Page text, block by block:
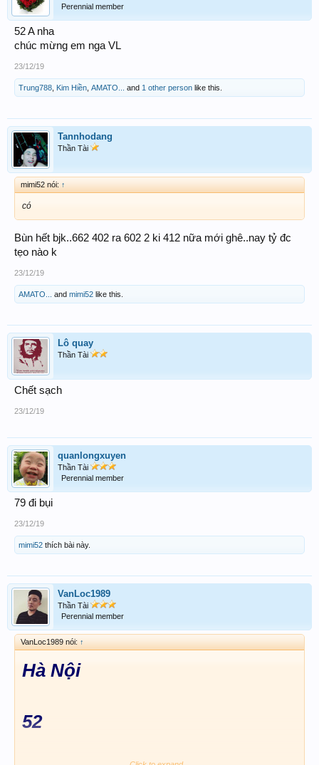
Perennial member
52 A nha
chúc mừng em nga VL
23/12/19
Trung788 Kim Hiền AMATO... and 1 other person like this.
Tannhodang
Thần Tài
mimi52 nói: ↑
có
Bùn hết bjk..662 402 ra 602 2 ki 412 nữa mới ghê..nay tỷ đc
tẹo nào k
23/12/19
AMATO... and mimi52 like this.
Lô quay
Thần Tài
Chết sạch
23/12/19
quanlongxuyen
Thần Tài
Perennial member
79 đi bụi
23/12/19
mimi52 thích bài này.
VanLoc1989
Thần Tài
Perennial member
VanLoc1989 nói: ↑
Hà Nội
52